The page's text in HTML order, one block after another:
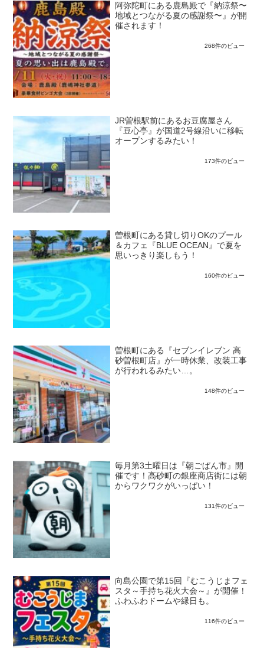
阿弥陀町にある鹿島殿で『納涼祭〜
地域とつながる夏の感謝祭〜』が開
催されます！
268件のビュー
JR曽根駅前にあるお豆腐屋さん
『豆心亭』が国道2号線沿いに移転
オープンするみたい！
173件のビュー
曽根町にある貸し切りOKのプール
＆カフェ『BLUE OCEAN』で夏を
思いっきり楽しもう！
160件のビュー
曽根町にある『セブンイレブン 高
砂曽根町店』が一時休業、改装工事
が行われるみたい…。
148件のビュー
毎月第3土曜日は『朝ごぱん市』開
催です！高砂町の銀座商店街には朝
からワクワクがいっぱい！
131件のビュー
向島公園で第15回『むこうじまフェ
スタ～手持ち花火大会～』が開催！
ふわふわドームや縁日も。
116件のビュー